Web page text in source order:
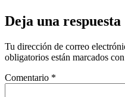
Deja una respuesta
Tu dirección de correo
obligatorios están marcados con
Comentario *